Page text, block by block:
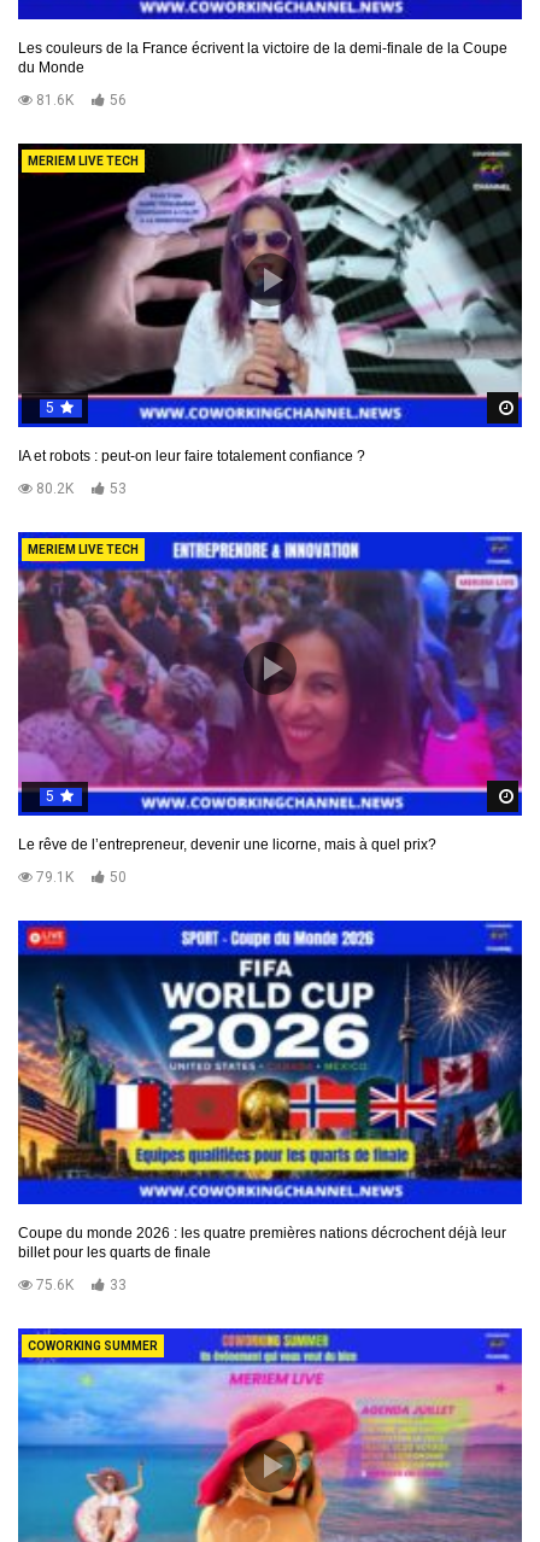
Les couleurs de la France écrivent la victoire de la demi-finale de la Coupe
du Monde
81.6K
56
MERIEM LIVE TECH
5
IA et robots : peut-on leur faire totalement confiance ?
80.2K
53
MERIEM LIVE TECH
5
Le rêve de l’entrepreneur, devenir une licorne, mais à quel prix?
79.1K
50
Coupe du monde 2026 : les quatre premières nations décrochent déjà leur
billet pour les quarts de finale
75.6K
33
COWORKING SUMMER